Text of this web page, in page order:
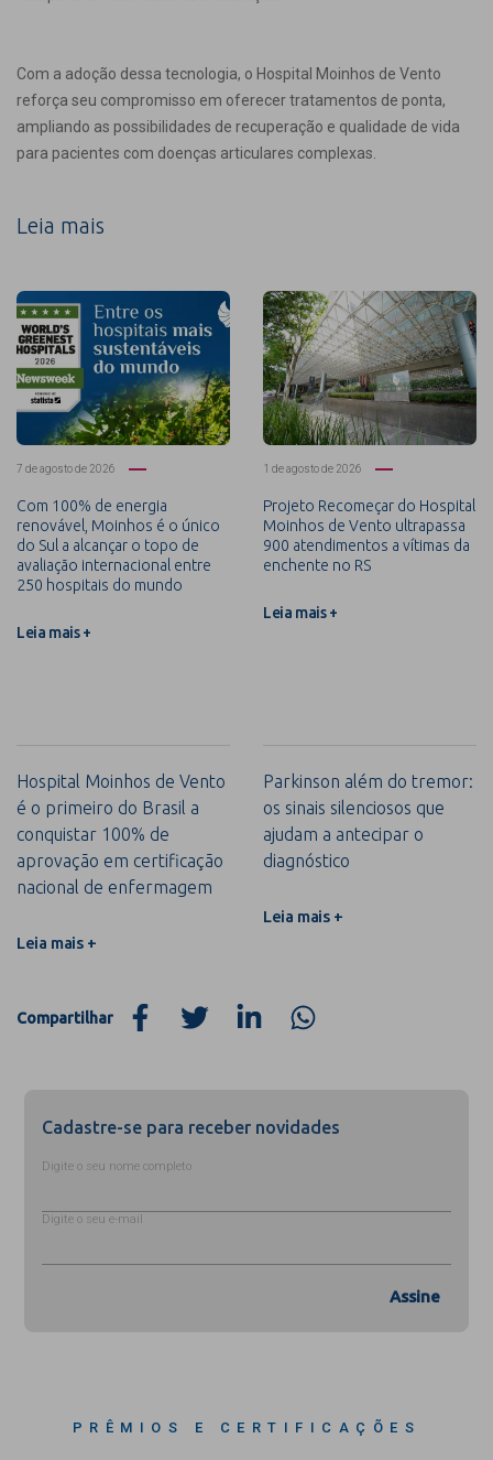
Com a adoção dessa tecnologia, o Hospital Moinhos de Vento
reforça seu compromisso em oferecer tratamentos de ponta,
ampliando as possibilidades de recuperação e qualidade de vida
para pacientes com doenças articulares complexas.
Leia mais
7 de agosto de 2026
Com 100% de energia
renovável, Moinhos é o único
do Sul a alcançar o topo de
avaliação internacional entre
250 hospitais do mundo
Leia mais +
1 de agosto de 2026
Projeto Recomeçar do Hospital
Moinhos de Vento ultrapassa
900 atendimentos a vítimas da
enchente no RS
Leia mais +
Hospital Moinhos de Vento
é o primeiro do Brasil a
conquistar 100% de
aprovação em certificação
nacional de enfermagem
Leia mais +
Parkinson além do tremor:
os sinais silenciosos que
ajudam a antecipar o
diagnóstico
Leia mais +
Compartilhar
Cadastre-se para receber novidades
Digite o seu nome completo
Digite o seu e-mail
Assine
PRÊMIOS E CERTIFICAÇÕES